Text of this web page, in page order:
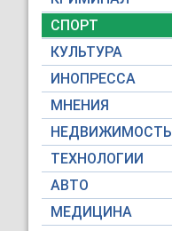
СПОРТ
КУЛЬТУРА
ИНОПРЕССА
МНЕНИЯ
НЕДВИЖИМОСТЬ
ТЕХНОЛОГИИ
АВТО
МЕДИЦИНА